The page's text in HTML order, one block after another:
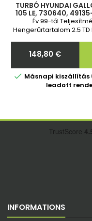
TURBÓ HYUNDAI
105 LE, 730640,
02512, 49177-
28200-4A200,
Év 99-től
Hengerűrtartalom 2.5 TD
Ár
148,80 €
 Másnapi kiszállítás
leadott
INFORMATIONS